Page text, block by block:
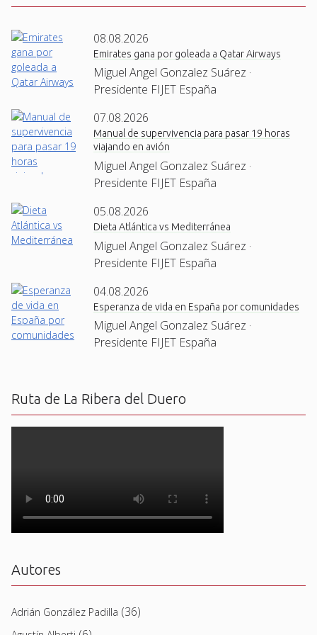
08.08.2026
Emirates gana por goleada a Qatar Airways
Miguel Angel Gonzalez Suárez ·
Presidente FIJET España
07.08.2026
Manual de supervivencia para pasar 19 horas
viajando en avión
Miguel Angel Gonzalez Suárez ·
Presidente FIJET España
05.08.2026
Dieta Atlántica vs Mediterránea
Miguel Angel Gonzalez Suárez ·
Presidente FIJET España
04.08.2026
Esperanza de vida en España por comunidades
Miguel Angel Gonzalez Suárez ·
Presidente FIJET España
Ruta de La Ribera del Duero
Autores
Adrián González Padilla (36)